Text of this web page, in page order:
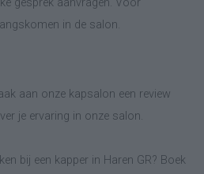
gesprek aanvragen. Voor
in de salon.
aan onze kapsalon een review
je ervaring in onze salon.
bij een kapper in Haren GR? Boek